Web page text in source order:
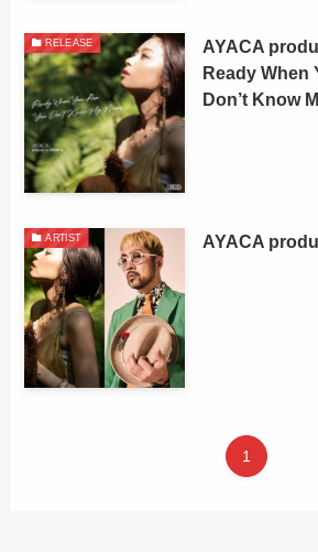
RELEASE
AYACA
Ready When
Don’t Know
ARTIST AYACA
1